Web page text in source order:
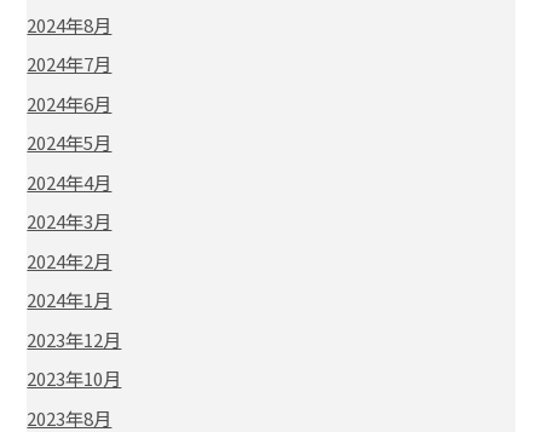
2024年8月
2024年7月
2024年6月
2024年5月
2024年4月
2024年3月
2024年2月
2024年1月
2023年12月
2023年10月
2023年8月